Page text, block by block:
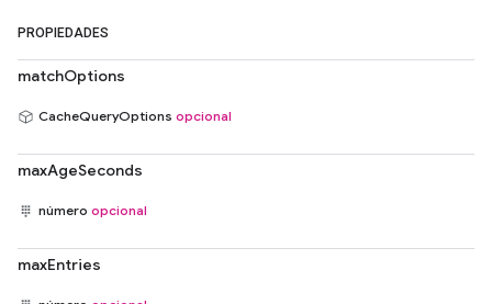
PROPIEDADES
matchOptions
CacheQueryOptions opcional
maxAgeSeconds
número opcional
maxEntries